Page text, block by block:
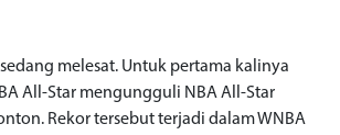
melesat. Untuk pertama kalinya
All-Star mengungguli NBA All-Star
Rekor tersebut terjadi dalam WNBA